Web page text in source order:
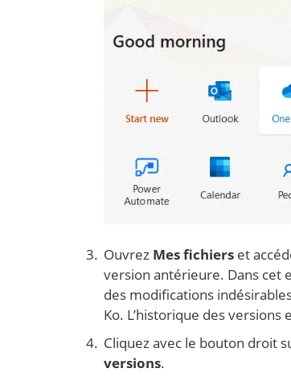
Ouvrez Mes fichierset
version antérieure. Dans cet
des modifications
Ko. L’historique des
Cliquez avec le bouton droit
versions.